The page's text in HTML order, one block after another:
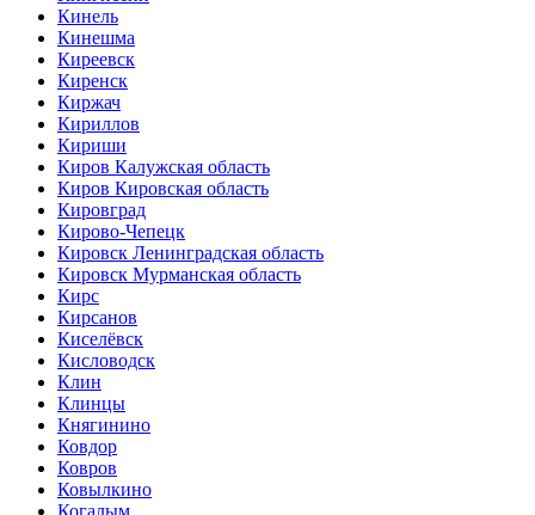
Кинель
Кинешма
Киреевск
Киренск
Киржач
Кириллов
Кириши
Киров Калужская область
Киров Кировская область
Кировград
Кирово-Чепецк
Кировск Ленинградская область
Кировск Мурманская область
Кирс
Кирсанов
Киселёвск
Кисловодск
Клин
Клинцы
Княгинино
Ковдор
Ковров
Ковылкино
Когалым